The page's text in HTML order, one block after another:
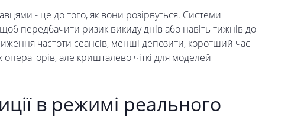
- це до того, як вони розірвуться. Системи
щоб передбачити ризик викиду днів або навіть тижнів до
частоти сеансів, менші депозити, коротший час
але кришталево чіткі для моделей
в режимі реального